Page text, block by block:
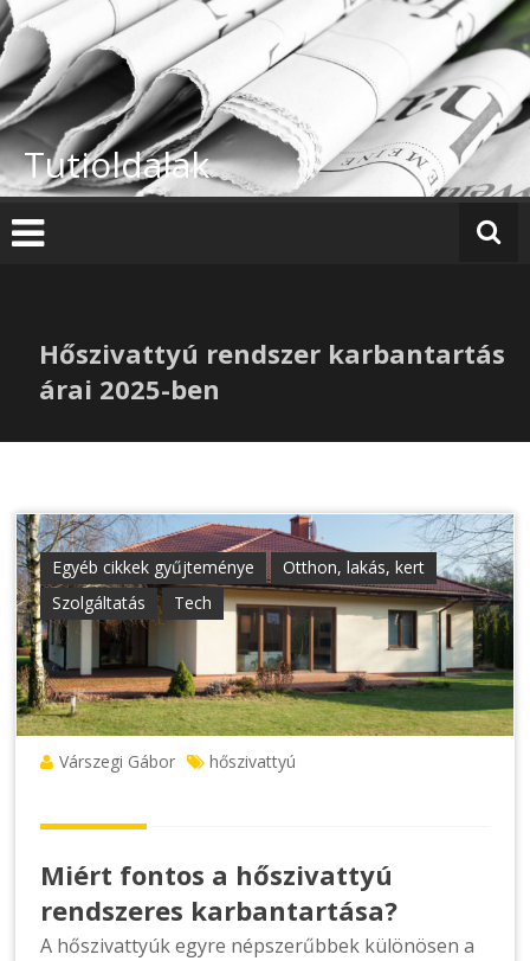
Skip
to
content
Tutioldalak
Hőszivattyú rendszer karbantartás
árai 2025-ben
Egyéb cikkek gyűjteménye
Otthon, lakás, kert
Szolgáltatás
Tech
Várszegi Gábor hőszivattyú
Miért fontos a hőszivattyú
rendszeres karbantartása?
A hőszivattyúk egyre népszerűbbek különösen a